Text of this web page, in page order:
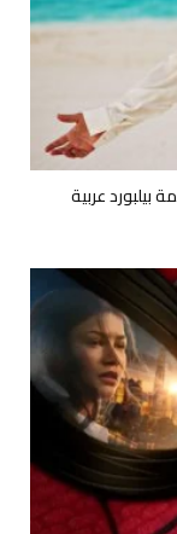
عربية